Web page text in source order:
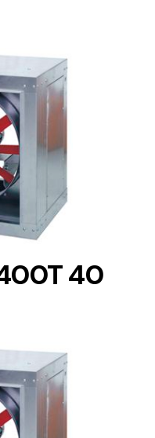
40